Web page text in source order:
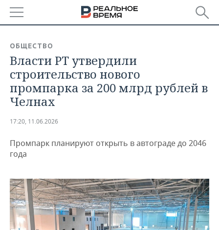
БАШКОРТОСТАН
ТАТАРСТАН
УДМУРТИЯ
НОВОСТИ
АНАЛИТИКА
НОВОСТИ АНАЛИТИКИ
ДЕКЛАРАЦИИ О ДОХОДАХ
КОРОЛИ ГОСЗАКАЗА ПФО
КОМУ ПРИНАДЛЕЖАТ
ТОРГОВЫЕ ЦЕНТРЫ
ТАТАРСТАНА
ЭКОНОМИКА
НОВОСТИ ЭКОНОМИКИ
ФИНАНСЫ
БЮДЖЕТ
ИНВЕСТИЦИИ
ПРОМЫШЛЕННОСТЬ
НОВОСТИ
ПРОМЫШЛЕННОСТИ
АГРОПРОМ
МАШИНОСТРОЕНИЕ
НЕФТЕХИМИЯ
НЕДВИЖИМОСТЬ
НОВОСТИ АВТО
БИЗНЕС
НОВОСТИ БИЗНЕСА
ТЕХНОЛОГИИ
ОБЩЕСТВО
Власти РТ утвердили
строительство нового
промпарка за 200 млрд рублей в
Челнах
17:20, 11.06.2026
Промпарк планируют открыть в автограде до 2046
года